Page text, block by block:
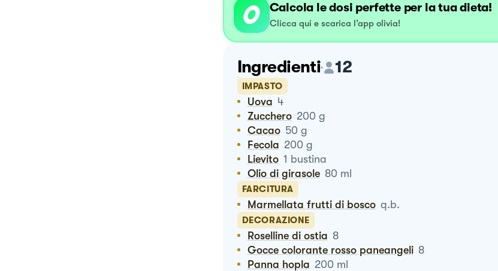
Calcola le dosi perfette per la tua dieta!
Clicca qui e scarica l’app olivia!
Ingredienti 12
IMPASTO
Uova 4
Zucchero 200 g
Cacao 50 g
Fecola 200 g
Lievito 1 bustina
Olio di girasole 80 ml
FARCITURA
Marmellata frutti di bosco q.b.
DECORAZIONE
Roselline di ostia 8
Gocce colorante rosso paneangeli 8
Panna hopla 200 ml